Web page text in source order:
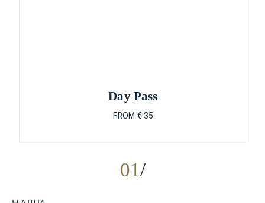
01
Day Pass
FROM € 35